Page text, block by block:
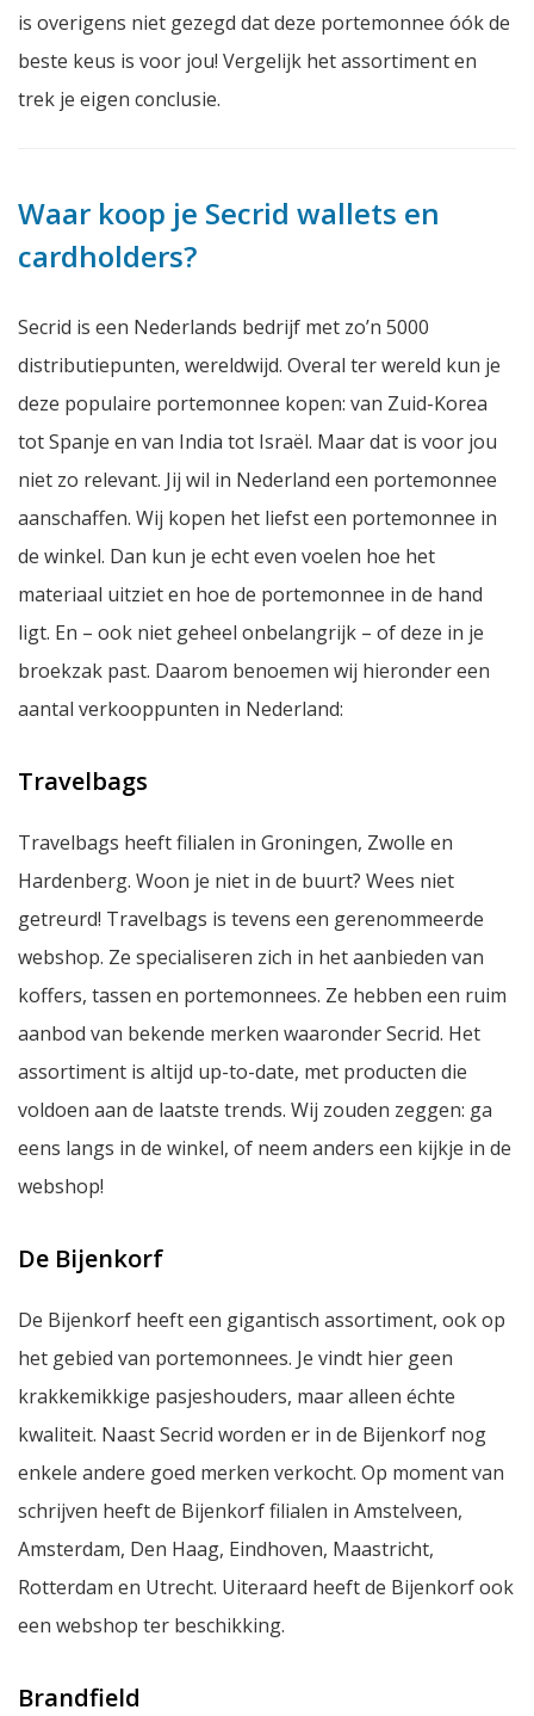
is overigens niet gezegd dat deze portemonnee óók de
beste keus is voor jou! Vergelijk het assortiment en
trek je eigen conclusie.
Waar koop je Secrid wallets en
cardholders?
Secrid is een Nederlands bedrijf met zo’n 5000
distributiepunten, wereldwijd. Overal ter wereld kun je
deze populaire portemonnee kopen: van Zuid-Korea
tot Spanje en van India tot Israël. Maar dat is voor jou
niet zo relevant. Jij wil in Nederland een portemonnee
aanschaffen. Wij kopen het liefst een portemonnee in
de winkel. Dan kun je echt even voelen hoe het
materiaal uitziet en hoe de portemonnee in de hand
ligt. En – ook niet geheel onbelangrijk – of deze in je
broekzak past. Daarom benoemen wij hieronder een
aantal verkooppunten in Nederland:
Travelbags
Travelbags heeft filialen in Groningen, Zwolle en
Hardenberg. Woon je niet in de buurt? Wees niet
getreurd! Travelbags is tevens een gerenommeerde
webshop. Ze specialiseren zich in het aanbieden van
koffers, tassen en portemonnees. Ze hebben een ruim
aanbod van bekende merken waaronder Secrid. Het
assortiment is altijd up-to-date, met producten die
voldoen aan de laatste trends. Wij zouden zeggen: ga
eens langs in de winkel, of neem anders een kijkje in de
webshop!
De Bijenkorf
De Bijenkorf heeft een gigantisch assortiment, ook op
het gebied van portemonnees. Je vindt hier geen
krakkemikkige pasjeshouders, maar alleen échte
kwaliteit. Naast Secrid worden er in de Bijenkorf nog
enkele andere goed merken verkocht. Op moment van
schrijven heeft de Bijenkorf filialen in Amstelveen,
Amsterdam, Den Haag, Eindhoven, Maastricht,
Rotterdam en Utrecht. Uiteraard heeft de Bijenkorf ook
een webshop ter beschikking.
Brandfield